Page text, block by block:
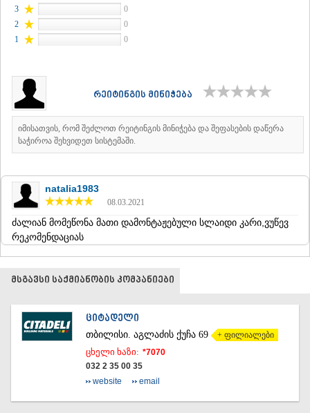
ᲐᲓᲘᲒᲔᲜᲘ
ᲐᲡᲞᲘᲜᲫᲐ
ᲐᲮᲐᲚᲥᲐᲚᲐᲥᲘ
ᲜᲘᲜᲝᲬᲛᲘᲜᲓᲐ
ᲐᲑᲐᲡᲗᲣᲛᲐᲜᲘ
ᲑᲐᲙᲣᲠᲘᲐᲜᲘ
ᲕᲐᲚᲔ
ᲥᲕᲔᲛᲝ ᲥᲐᲠᲗᲚᲘ
ᲑᲝᲚᲜᲘᲡᲘ
ᲓᲛᲐᲜᲘᲡᲘ
ᲗᲔᲗᲠᲘᲬᲧᲐᲠᲝ
ᲛᲐᲠᲜᲔᲣᲚᲘ
ᲠᲣᲡᲗᲐᲕᲘ
ᲬᲐᲚᲙᲐ
ᲙᲐᲡᲞᲘ
ᲡᲐᲥᲐᲠᲗᲕᲔᲚᲝ
3
0
2
0
1
0
რეიტინგის მინიჭება
იმისათვის, რომ შეძლოთ რეიტინგის მინიჭება და შეფასების დაწერა
საჭიროა შეხვიდეთ სისტემაში.
natalia1983
08.03.2021
ძალიან მომეწონა მათი დამონტაჟებული სლაიდი კარი,ვუწევ
რეკომენდაციას
მსგავსი საქმიანობის კომპანიები
ᲪᲘᲢᲐᲓᲔᲚᲘ
ᲗᲑᲘᲚᲘᲡᲘ. აგლაძის ქუჩა 69 + ფილიალები
ცხელი ხაზი: *7070
032 2 35 00 35
website
email